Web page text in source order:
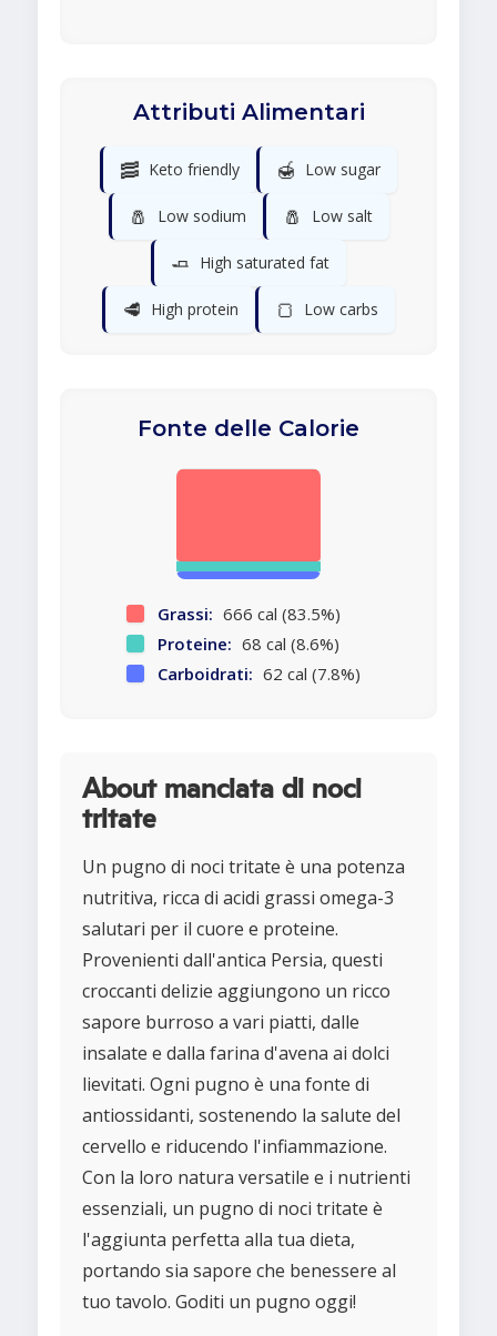
Attributi Alimentari
🥓 Keto friendly 🍯 Low sugar
🧂 Low sodium 🧂 Low salt
🧈 High saturated fat
🥩 High protein 🍞 Low carbs
Fonte delle Calorie
Grassi: 666 cal (83.5%)
Proteine: 68 cal (8.6%)
Carboidrati: 62 cal (7.8%)
About manciata di noci
tritate
Un pugno di noci tritate è una potenza
nutritiva, ricca di acidi grassi omega-3
salutari per il cuore e proteine.
Provenienti dall'antica Persia, questi
croccanti delizie aggiungono un ricco
sapore burroso a vari piatti, dalle
insalate e dalla farina d'avena ai dolci
lievitati. Ogni pugno è una fonte di
antiossidanti, sostenendo la salute del
cervello e riducendo l'infiammazione.
Con la loro natura versatile e i nutrienti
essenziali, un pugno di noci tritate è
l'aggiunta perfetta alla tua dieta,
portando sia sapore che benessere al
tuo tavolo. Goditi un pugno oggi!